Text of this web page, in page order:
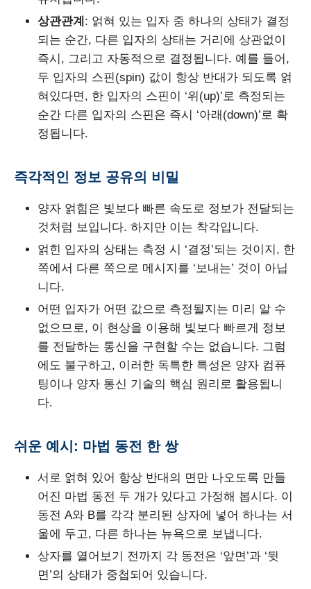
상관관계 : 얽혀 있는 입자 중 하나의 상태가 결정
되는 순간, 다른 입자의 상태는 거리에 상관없이
즉시, 그리고 자동적으로 결정됩니다. 예를 들어,
두 입자의 스핀(spin) 값이 항상 반대가 되도록 얽
혀있다면, 한 입자의 스핀이 ‘위(up)’로 측정되는
순간 다른 입자의 스핀은 즉시 ‘아래(down)’로 확
정됩니다.
즉각적인 정보 공유의 비밀
양자 얽힘은 빛보다 빠른 속도로 정보가 전달되는
것처럼 보입니다. 하지만 이는 착각입니다.
얽힌 입자의 상태는 측정 시 ‘결정’되는 것이지, 한
쪽에서 다른 쪽으로 메시지를 ‘보내는’ 것이 아닙
니다.
어떤 입자가 어떤 값으로 측정될지는 미리 알 수
없으므로, 이 현상을 이용해 빛보다 빠르게 정보
를 전달하는 통신을 구현할 수는 없습니다. 그럼
에도 불구하고, 이러한 독특한 특성은 양자 컴퓨
팅이나 양자 통신 기술의 핵심 원리로 활용됩니
다.
쉬운 예시: 마법 동전 한 쌍
서로 얽혀 있어 항상 반대의 면만 나오도록 만들
어진 마법 동전 두 개가 있다고 가정해 봅시다. 이
동전 A와 B를 각각 분리된 상자에 넣어 하나는 서
울에 두고, 다른 하나는 뉴욕으로 보냅니다.
상자를 열어보기 전까지 각 동전은 ‘앞면’과 ‘뒷
면’의 상태가 중첩되어 있습니다.